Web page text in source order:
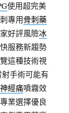
使用超完美
專用骨刺藥
好評風險冰
服務新趨勢
這種技術視
手術可能有
經痛噴霧效
業選擇優良